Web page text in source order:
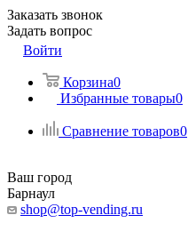
Заказать звонок
Задать вопрос
Войти
Корзина0
Избранные товары0
Сравнение товаров0
Ваш город
Барнаул
shop@top-vending.ru